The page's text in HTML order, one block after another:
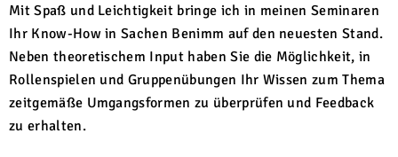
Mit Spaß und Leichtigkeit bringe ich in meinen Seminaren
Ihr Know-How in Sachen Benimm auf den neuesten Stand.
Neben theoretischem Input haben Sie die Möglichkeit, in
Rollenspielen und Gruppenübungen Ihr Wissen zum Thema
zeitgemäße Umgangsformen zu überprüfen und Feedback
zu erhalten.